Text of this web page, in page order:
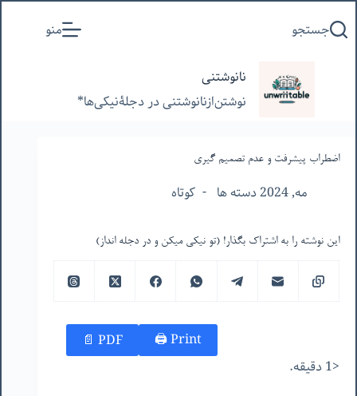
به
جستجو منو
نانوشتنی
نوشتن‌از‌نانوشتنی‌ در‌ دجلۀنیکی‌ها*
اضطراب پیشرفت و عدم تصمیم گیری
مه, 2024 دسته ها کوتاه
این نوشته را به اشتراک بگذار! (تو نیکی میکن و در دجله انداز)
Print 🖨
PDF 📄
<1 دقیقه.